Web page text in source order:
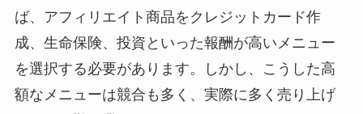
ば、アフィリエイト商品をクレジットカード作
成、生命保険、投資といった報酬が高いメニュー
を選択する必要があります。しかし、こうした高
額なメニューは競合も多く、実際に多く売り上げ